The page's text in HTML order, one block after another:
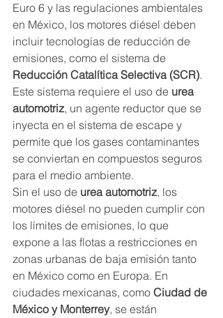
Euro 6 y las regulaciones ambientales
en México, los motores diésel deben
incluir tecnologías de reducción de
emisiones, como el sistema de
Reducción Catalítica Selectiva (SCR).
Este sistema requiere el uso de urea
automotriz, un agente reductor que se
inyecta en el sistema de escape y
permite que los gases contaminantes
se conviertan en compuestos seguros
para el medio ambiente.
Sin el uso de urea automotriz, los
motores diésel no pueden cumplir con
los límites de emisiones, lo que
expone a las flotas a restricciones en
zonas urbanas de baja emisión tanto
en México como en Europa. En
ciudades mexicanas, como Ciudad de
México y Monterrey, se están